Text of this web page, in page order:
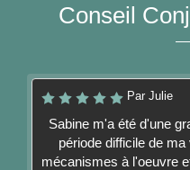
Conseil
Par Julie
Sabine m'a été d'une
période difficile de
mécanismes à l'oeuvre